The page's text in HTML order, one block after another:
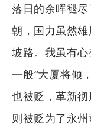
落日的余晖褪
朝，国力虽然
坡路。我虽有
一般“大厦将倾
也被贬，革新
则被贬为了永